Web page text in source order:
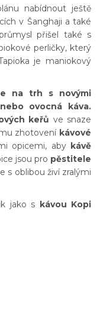
nabídnout ještě
v Šanghaji a také
přišel také s
perličky, který
je maniokový
na trh s novými
ovocná káva.
keřů ve snaze
zhotovení kávové
opicemi, aby kávě
jsou pro pěstitele
s oblibou živí zralými
jako s kávou Kopi